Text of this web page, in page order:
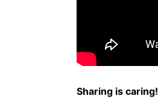
Sharing is caring!